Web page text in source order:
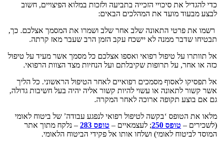
כדי להגדיל את סיכויי הזכייה בתביעה ולזכות במלוא הפיצויים, חשוב
לבצע מבעוד מועד את המהלכים הבאים:
רשמו את פרטי התאונה שלב אחר שלב ושמרו את המסמך אצלכם. כך,
תבטיחו שדבר ממנה לא יישכח עקב הזמן הרב שעבר מאז קרתה.
אל תוותרו על טיפול רפואי ואספו אצלכם כל מסמך אשר מעיד על טיפול
כזה או אחר, על תרופות שקיבלתם ועל הנחיות מצד הצוות הרפואי.
אל תפסיקו לאסוף מסמכים רפואיים לאחר הטיפול הראשוני. כל הליך
אשר קשור לתאונה או עשוי להיות קשור אליה יהיה בעל חשיבות גדולה,
גם אם בוצע תקופה ארוכה לאחר המקרה.
מלאו את הטופס ‘בקשה לטיפול רפואי לנפגע עבודה’ של ביטוח לאומי
(לשכירים – טופס 250 ; לעצמאיים – טופס 283
– נלקח מתוך אתר
המוסד לביטוח לאומי) ושלחו אותו אל פקידי הביטוח הלאומי.